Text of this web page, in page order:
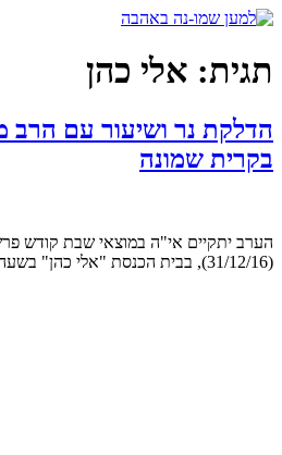
דלג
תגית: אלי כהן
הדלקת נר ושיעור עם הרב
בקרית שמונה
הערב יתקיים אי"ה במוצאי שבת קודש
(31/12/16), בבית הכנסת "אלי כהן" בשעה 19:30